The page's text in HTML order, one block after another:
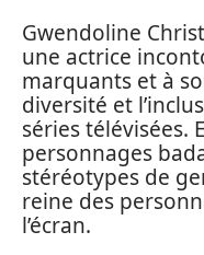
Gwendoline
une actrice
marquants et à
diversité et
séries télévisées.
personnages
stéréotypes de
reine des
l’écran.